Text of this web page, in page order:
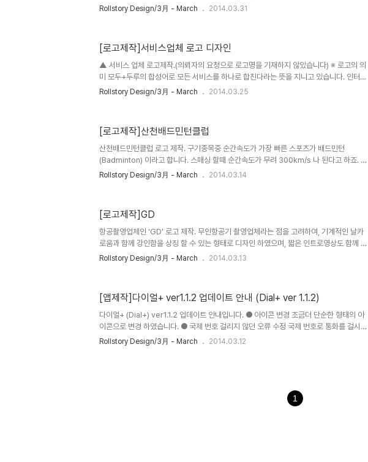
이지 같은 느낌으로 디자인을 하고, 큼지막한 하늘의 뒷배경으로 더하여 항공의 느낌을 살
Rollstory Design/3月 - March 2014.03.31
[로고제작]서비스업체 로고 디자인
▲ 서비스 업체 로고제작.(의뢰자의 요청으로 로고명을 기재하지 않았습니다) ※ 로고의 의
미 모두+두루의 합성어로 모든 서비스를 하나로 합친다라는 뜻을 지니고 있습니다. 인터넷
서비스업체로 스타트업 회사 입니다. 소비자, 택배, 물류, 판매자를 하나로 묶는 웹, 모바일
열의 색상을 사용했으며, 심볼 역시, 모두루의 첫글자인 'm'을 상징하는 형태로 디자인 하
였습니다.
Rollstory Design/3月 - March 2014.03.25
[로고제작]산천배드민턴클럽
산천배드민턴클럽 로고 제작. 구기종목중 순간속도가 가장 빠른 스포츠가 배드민턴
(Badminton) 이라고 합니다. 스매싱 할때 순간속도가 무려 300km/s 나 된다고 하죠. 그
런 배드민턴의 특징을 고려하여, 마치 셔틀콕이 날리는 듯한 느낌의 심볼과 약간의 이탤릭
Rollstory Design/3月 - March 2014.03.14
[로고제작]GD
항공촬영업체인 'GD' 로고 제작. 무인항공기 촬영업체라는 점을 고려하여, 기계적인 날카
로움과 함께 강인함을 상징 할 수 있는 형태로 디자인 하였으며, 짧은 인트로영상도 함께 제
작 되었습니다.
Rollstory Design/3月 - March 2014.03.13
[앱제작]다이얼+ ver1.1.2 업데이트 안내 (Dial+ ver 1.1.2)
다이얼+ (Dial+) ver1.1.2 업데이트 안내입니다. ● 아이콘 변경 조금더 단순한 형태의 아
이콘으로 변경 하였습니다. ● 국제 번호 걸리지 않던 오류 수정 국제 번호로 통화를 걸시
에, 걸리지 않던 오류를 수정 하였습니다. ● 다이얼+ 페이스북 링크 반영 사용자간의 원활
Rollstory Design/3月 - March 2014.03.12
1